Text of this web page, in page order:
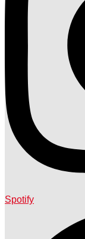
Spotify